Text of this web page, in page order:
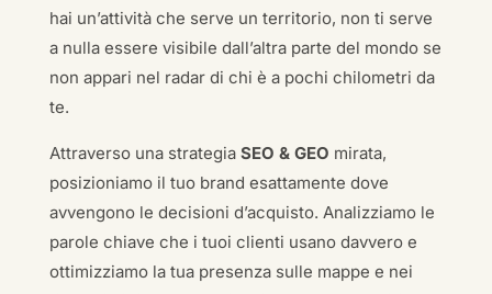
hai un’attività che serve un territorio, non ti serve
a nulla essere visibile dall’altra parte del mondo se
non appari nel radar di chi è a pochi chilometri da
te.
Attraverso una strategia SEO & GEO mirata,
posizioniamo il tuo brand esattamente dove
avvengono le decisioni d’acquisto. Analizziamo le
parole chiave che i tuoi clienti usano davvero e
ottimizziamo la tua presenza sulle mappe e nei